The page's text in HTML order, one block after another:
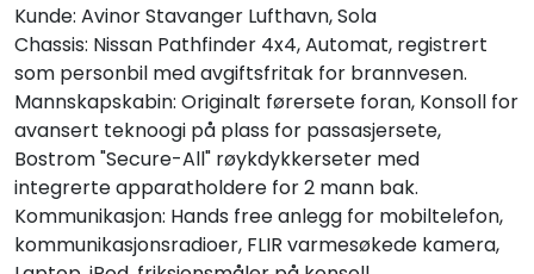
Kunde: Avinor Stavanger Lufthavn, Sola
Chassis: Nissan Pathfinder 4x4, Automat, registrert
som personbil med avgiftsfritak for brannvesen.
Mannskapskabin: Originalt førersete foran, Konsoll for
avansert teknoogi på plass for passasjersete,
Bostrom "Secure-All" røykdykkerseter med
integrerte apparatholdere for 2 mann bak.
Kommunikasjon: Hands free anlegg for mobiltelefon,
kommunikasjonsradioer, FLIR varmesøkede kamera,